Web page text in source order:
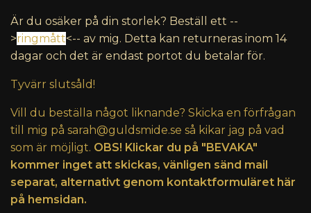
Är du osäker på din storlek? Beställ ett --
>ringmått<-- av mig. Detta kan returneras inom 14
dagar och det är endast portot du betalar för.
Tyvärr slutsåld!
Vill du beställa något liknande? Skicka en förfrågan
till mig på sarah@guldsmide.se så kikar jag på vad
som är möjligt. OBS! Klickar du på "BEVAKA"
kommer inget att skickas, vänligen sänd mail
separat, alternativt genom kontaktformuläret här
på hemsidan.